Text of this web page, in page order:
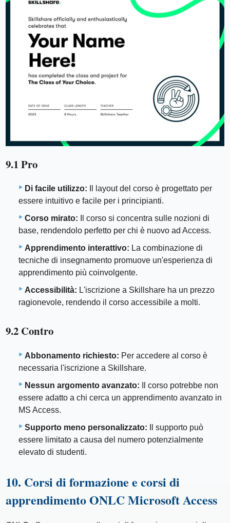
9.1 Pro
Di facile utilizzo: Il layout del corso è progettato per
essere intuitivo e facile per i principianti.
Corso mirato: Il corso si concentra sulle nozioni di
base, rendendolo perfetto per chi è nuovo ad Access.
Apprendimento interattivo: La combinazione di
tecniche di insegnamento promuove un'esperienza di
apprendimento più coinvolgente.
Accessibilità: L'iscrizione a Skillshare ha un prezzo
ragionevole, rendendo il corso accessibile a molti.
9.2 Contro
Abbonamento richiesto: Per accedere al corso è
necessaria l'iscrizione a Skillshare.
Nessun argomento avanzato: Il corso potrebbe non
essere adatto a chi cerca un apprendimento avanzato in
MS Access.
Supporto meno personalizzato: Il supporto può
essere limitato a causa del numero potenzialmente
elevato di studenti.
10. Corsi di formazione e corsi di
apprendimento ONLC Microsoft Access